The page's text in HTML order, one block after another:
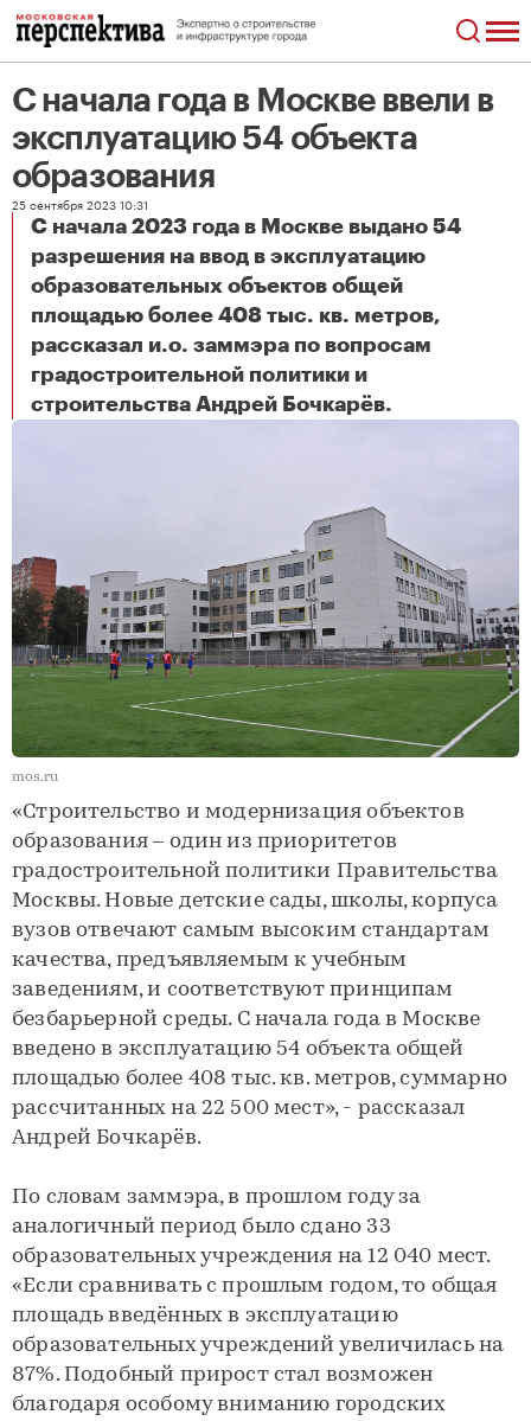
С начала года в Москве ввели в
эксплуатацию 54 объекта
образования
25 сентября 2023 10:31
С начала 2023 года в Москве выдано 54
разрешения на ввод в эксплуатацию
образовательных объектов общей
площадью более 408 тыс. кв. метров,
рассказал и.о. заммэра по вопросам
градостроительной политики и
строительства Андрей Бочкарёв.
mos.ru
«Строительство и модернизация объектов
образования – один из приоритетов
градостроительной политики Правительства
Москвы. Новые детские сады, школы, корпуса
вузов отвечают самым высоким стандартам
качества, предъявляемым к учебным
заведениям, и соответствуют принципам
безбарьерной среды. С начала года в Москве
введено в эксплуатацию 54 объекта общей
площадью более 408 тыс. кв. метров, суммарно
рассчитанных на 22 500 мест», - рассказал
Андрей Бочкарёв.
По словам заммэра, в прошлом году за
аналогичный период было сдано 33
образовательных учреждения на 12 040 мест.
«Если сравнивать с прошлым годом, то общая
площадь введённых в эксплуатацию
образовательных учреждений увеличилась на
87%. Подобный прирост стал возможен
благодаря особому вниманию городских